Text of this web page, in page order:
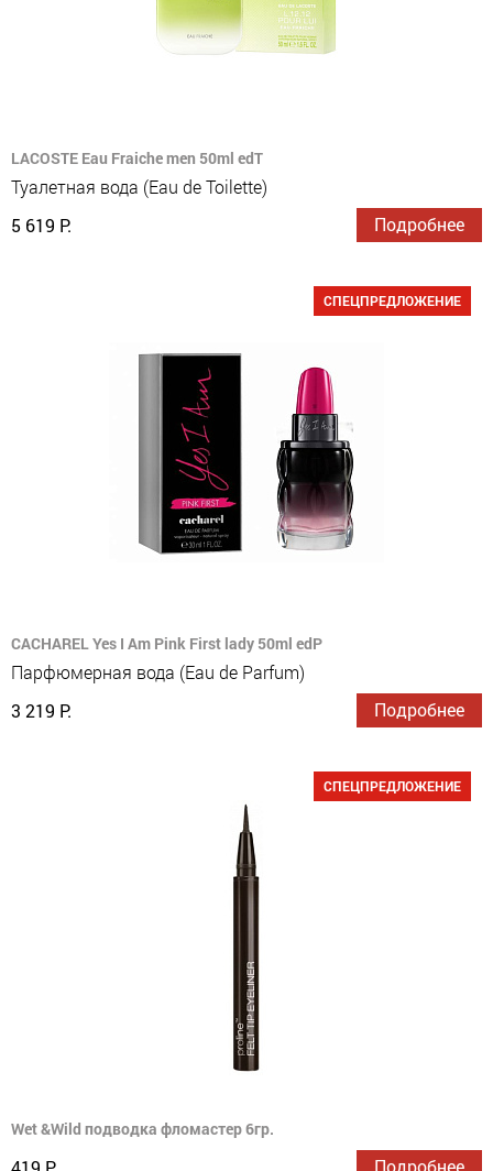
LACOSTE Eau Fraiche men 50ml edT
Туалетная вода (Eau de Toilette)
5 619 Р.
Подробнее
СПЕЦПРЕДЛОЖЕНИЕ
CACHAREL Yes I Am Pink First lady 50ml edP
Парфюмерная вода (Eau de Parfum)
3 219 Р.
Подробнее
СПЕЦПРЕДЛОЖЕНИЕ
Wet &Wild подводка фломастер 6гр.